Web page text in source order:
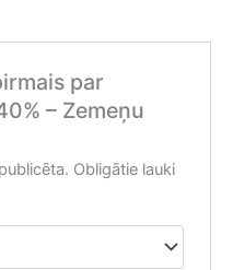
par
– Zemeņu
Obligātie lauki